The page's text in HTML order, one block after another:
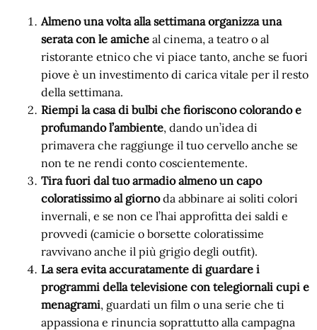
Almeno una volta alla settimana organizza una
serata con le amiche al cinema, a teatro o al
ristorante etnico che vi piace tanto, anche se fuori
piove è un investimento di carica vitale per il resto
della settimana.
Riempi la casa di bulbi che fioriscono colorando e
profumando l’ambiente, dando un’idea di
primavera che raggiunge il tuo cervello anche se
non te ne rendi conto coscientemente.
Tira fuori dal tuo armadio almeno un capo
coloratissimo al giornoda abbinare ai soliti colori
invernali, e se non ce l’hai approfitta dei saldi e
provvedi (camicie o borsette coloratissime
ravvivano anche il più grigio degli outfit).
La sera evita accuratamente di guardare i
programmi della televisione con telegiornali cupi e
menagrami, guardati un film o una serie che ti
appassiona e rinuncia soprattutto alla campagna